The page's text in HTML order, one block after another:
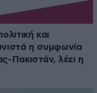
και
η συμφωνία
Πακιστάν, λέει η